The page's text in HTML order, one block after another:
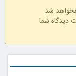
نخواهد شد.
دیدگاه شما